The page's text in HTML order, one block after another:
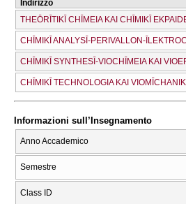
Indirizzo
THEŌRĪTIKĪ CΗĪMEIA KAI CΗĪMIKĪ
CΗĪMIKĪ ANALYSĪ-PERIVALLON-
CΗĪMIKĪ SYNTHESĪ-VIOCΗĪMEIA KAI
CΗĪMIKĪ TECΗNOLOGIA KAI
Informazioni sull’Insegnamento
Anno Accademico
Semestre
Class ID